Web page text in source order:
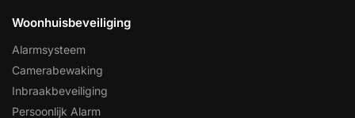
Woonhuisbeveiliging
Alarmsysteem
Camerabewaking
Inbraakbeveiliging
Persoonlijk Alarm